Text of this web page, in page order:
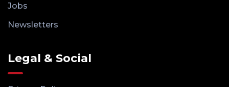
Jobs
Newsletters
Legal & Social